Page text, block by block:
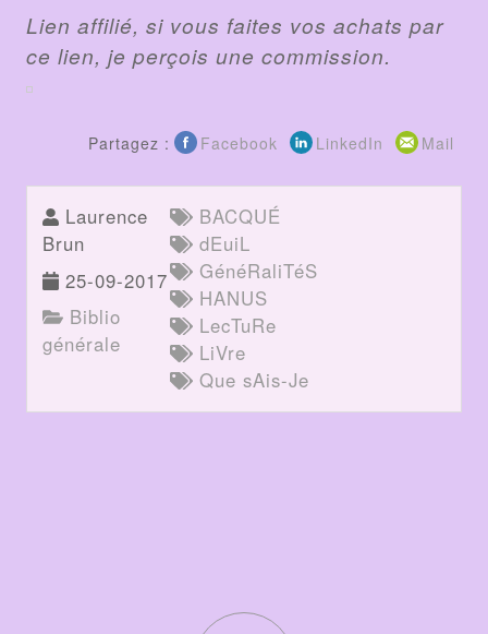
Lien affilié, si vous faites vos achats par
ce lien, je perçois une commission.
Partagez : Facebook LinkedIn Mail
Laurence
Brun
25-09-2017
Biblio
générale
BACQUÉ
dEuiL
GénéRaliTéS
HANUS
LecTuRe
LiVre
Que sAis-Je